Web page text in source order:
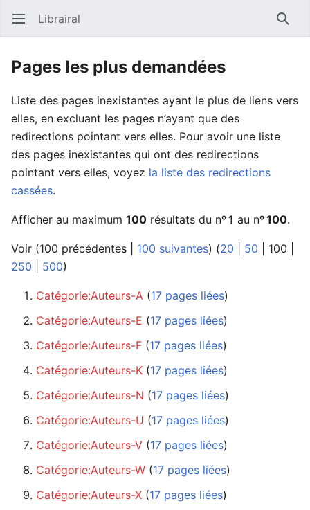
Ouvrir le menu principal Librairal
Pages les plus demandées
Liste des pages inexistantes ayant le plus de liens vers
elles, en excluant les pages n’ayant que des
redirections pointant vers elles. Pour avoir une liste
des pages inexistantes qui ont des redirections
pointant vers elles, voyez la liste des redirections
cassées.
Afficher au maximum 100 résultats du nº1 au nº100.
Voir (100 précédentes 100 suivantes) (20 50 100
250
500)
Catégorie:Auteurs-A ‏‎ (17 pages liées)
Catégorie:Auteurs-E ‏‎ (17 pages liées)
Catégorie:Auteurs-F ‏‎ (17 pages liées)
Catégorie:Auteurs-K ‏‎ (17 pages liées)
Catégorie:Auteurs-N ‏‎ (17 pages liées)
Catégorie:Auteurs-U ‏‎ (17 pages liées)
Catégorie:Auteurs-V ‏‎ (17 pages liées)
Catégorie:Auteurs-W ‏‎ (17 pages liées)
Catégorie:Auteurs-X ‏‎ (17 pages liées)